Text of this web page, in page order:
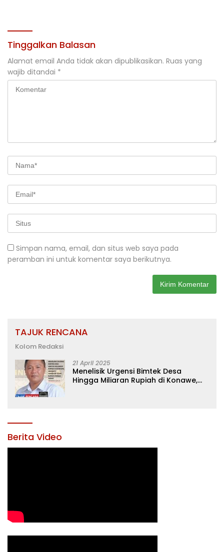
Tinggalkan Balasan
Alamat email Anda tidak akan dipublikasikan. Ruas yang
wajib ditandai *
Simpan nama, email, dan situs web saya pada
peramban ini untuk komentar saya berikutnya.
TAJUK RENCANA
Kolom Redaksi
21 April 2025
Menelisik Urgensi Bimtek Desa
Hingga Miliaran Rupiah di Konawe,
Berita Video